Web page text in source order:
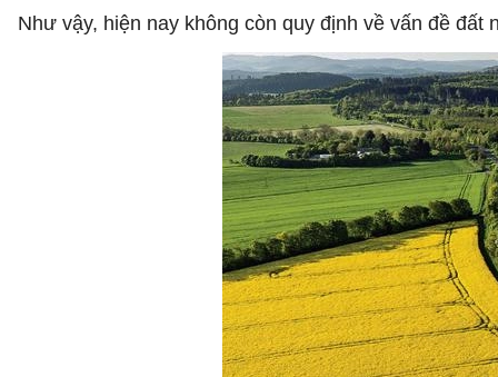
Như vậy, hiện nay không còn quy định về vấn đề